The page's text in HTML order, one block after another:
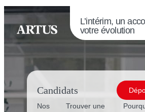
L’intérim, un
votre évolution
Candidats
Nos
Trouver une